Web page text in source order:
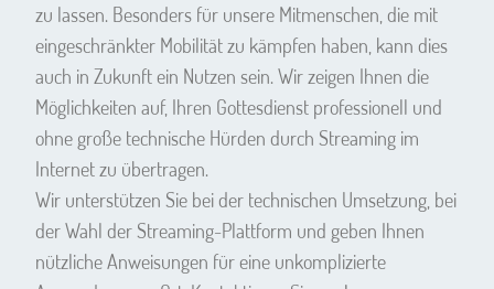
zu lassen. Besonders für unsere Mitmenschen, die mit
eingeschränkter Mobilität zu kämpfen haben, kann dies
auch in Zukunft ein Nutzen sein. Wir zeigen Ihnen die
Möglichkeiten auf, Ihren Gottesdienst professionell und
ohne große technische Hürden durch Streaming im
Internet zu übertragen.
Wir unterstützen Sie bei der technischen Umsetzung, bei
der Wahl der Streaming-Plattform und geben Ihnen
nützliche Anweisungen für eine unkomplizierte